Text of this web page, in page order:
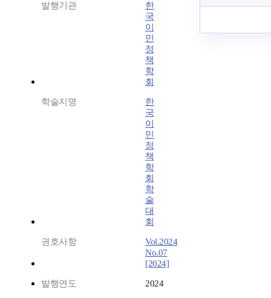
발행기관
한
국
이
민
정
책
학
회
학술지명
한
국
이
민
정
책
학
회
학
술
대
회
권호사항
Vol.2024
No.07
[2024]
발행연도 2024